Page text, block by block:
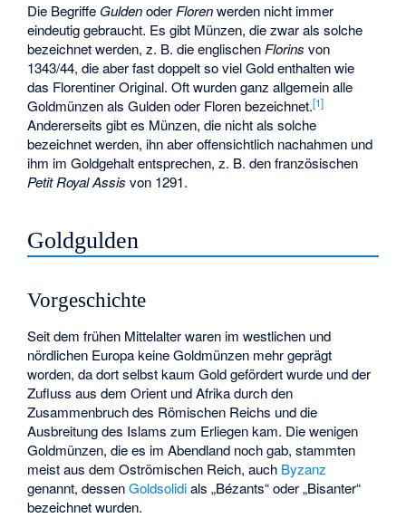
Die Begriffe GuldenoderFlorenwerden nicht immer
eindeutig gebraucht. Es gibt Münzen, die zwar als solche
bezeichnet werden, z. B. die englischenFlorins von
1343/44, die aber fast doppelt so viel Gold enthalten wie
das Florentiner Original. Oft wurden ganz allgemein alle
Goldmünzen als Gulden oder Floren bezeichnet.[1]
Andererseits gibt es Münzen, die nicht als solche
bezeichnet werden, ihn aber offensichtlich nachahmen und
ihm im Goldgehalt entsprechen, z. B. den französischen
Petit Royal Assis von 1291.
Goldgulden
Vorgeschichte
Seit dem frühen Mittelalter waren im westlichen und
nördlichen Europa keine Goldmünzen mehr geprägt
worden, da dort selbst kaum Gold gefördert wurde und der
Zufluss aus dem Orient und Afrika durch den
Zusammenbruch des Römischen Reichs und die
Ausbreitung des Islams zum Erliegen kam. Die wenigen
Goldmünzen, die es im Abendland noch gab, stammten
meist aus dem Oströmischen Reich, auch Byzanz
genannt, dessenGoldsolidials „Bézants“ oder „Bisanter“
bezeichnet wurden.